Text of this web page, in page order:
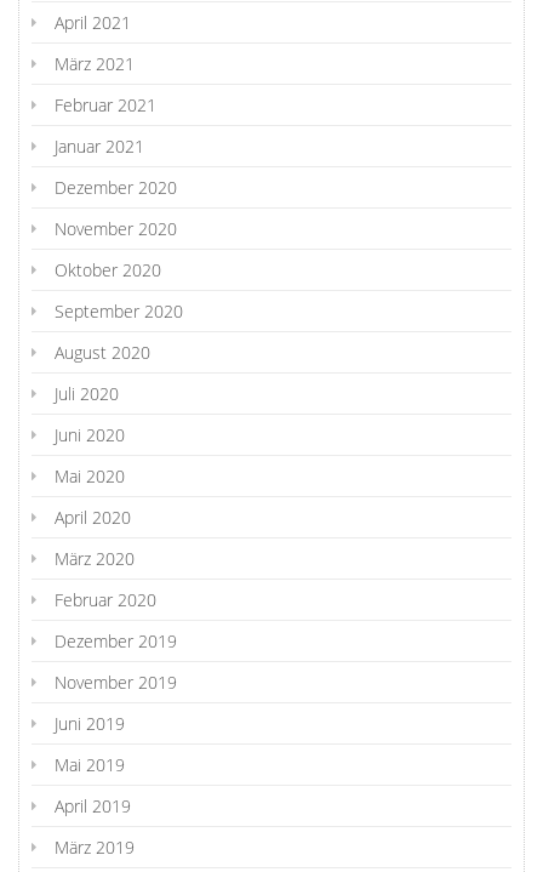
April 2021
März 2021
Februar 2021
Januar 2021
Dezember 2020
November 2020
Oktober 2020
September 2020
August 2020
Juli 2020
Juni 2020
Mai 2020
April 2020
März 2020
Februar 2020
Dezember 2019
November 2019
Juni 2019
Mai 2019
April 2019
März 2019